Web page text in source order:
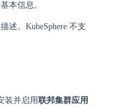
本信息。
述。KubeSphere 不支
装并启用联邦集群应用